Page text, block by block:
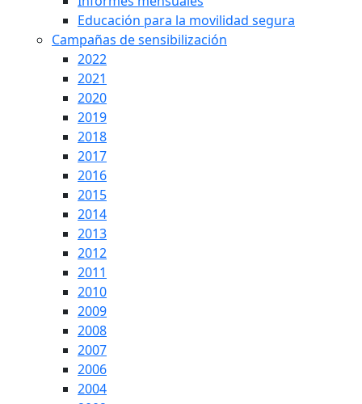
Educación para la movilidad segura
Campañas de sensibilización
2022
2021
2020
2019
2018
2017
2016
2015
2014
2013
2012
2011
2010
2009
2008
2007
2006
2004